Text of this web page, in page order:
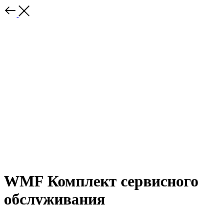
WMF Комплект сервисного
обслуживания